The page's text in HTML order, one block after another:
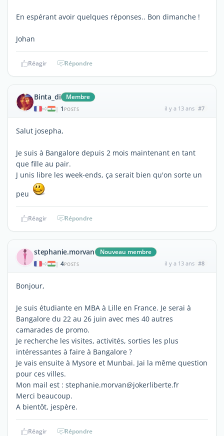
En espérant avoir quelques réponses.. Bon dimanche !
Johan
Réagir Répondre
Binta_di Membre
| 1 POSTS il y a 13 ans #7
Salut josepha,
Je suis à Bangalore depuis 2 mois maintenant en tant
que fille au pair.
J unis libre les week-ends, ça serait bien qu'on sorte un
peu
Réagir Répondre
stephanie.morvan Nouveau membre
| 4POSTS il y a 13 ans #8
Bonjour,
Je suis étudiante en MBA à Lille en France. Je serai à
Bangalore du 22 au 26 juin avec mes 40 autres
camarades de promo.
Je recherche les visites, activités, sorties les plus
intéressantes à faire à Bangalore ?
Je vais ensuite à Mysore et Munbai. Jai la même question
pour ces villes.
Mon mail est : stephanie.morvan@jokerliberte.fr
Merci beaucoup.
A bientôt, jespère.
Réagir Répondre